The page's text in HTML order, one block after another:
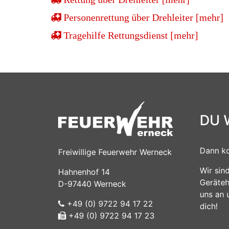
Personenrettung über Drehleiter [mehr]
Tragehilfe Rettungsdienst [mehr]
Freiwillige Feuerwehr Werneck
Hahnenhof 14
D-97440 Werneck
+49 (0) 9722 94 17 22
+49 (0) 9722 94 17 23
DU
Dann
Wir
uns an
dich!